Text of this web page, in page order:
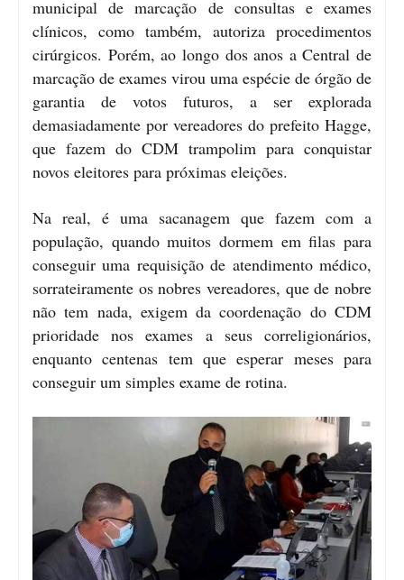
municipal de marcação de consultas e exames
clínicos, como também, autoriza procedimentos
cirúrgicos. Porém, ao longo dos anos a Central de
marcação de exames virou uma espécie de órgão de
garantia de votos futuros, a ser explorada
demasiadamente por vereadores do prefeito Hagge,
que fazem do CDM trampolim para conquistar
novos eleitores para próximas eleições.
Na real, é uma sacanagem que fazem com a
população, quando muitos dormem em filas para
conseguir uma requisição de atendimento médico,
sorrateiramente os nobres vereadores, que de nobre
não tem nada, exigem da coordenação do CDM
prioridade nos exames a seus correligionários,
enquanto centenas tem que esperar meses para
conseguir um simples exame de rotina.